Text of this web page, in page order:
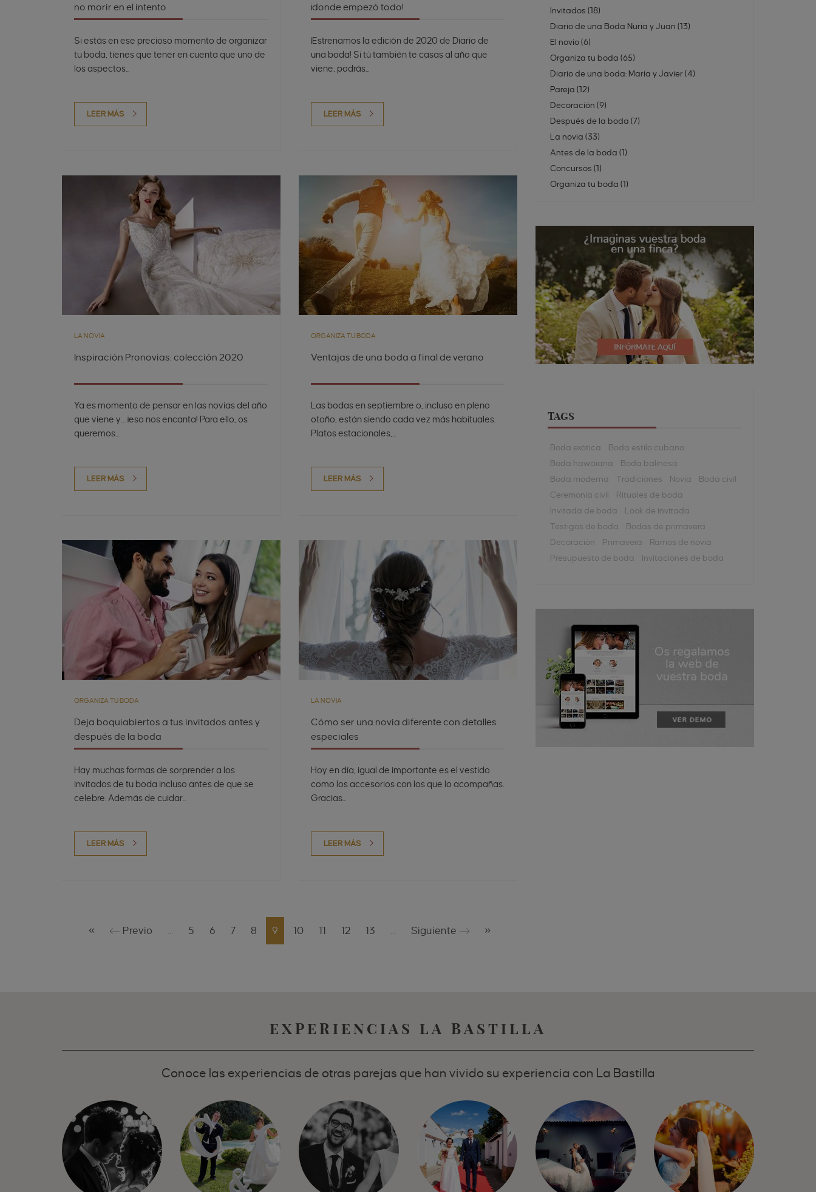
no morir en el intento
Si estás en ese precioso momento de organizar
tu boda, tienes que tener en cuenta que uno de
los aspectos...
LEER MÁS
¡donde empezó todo!
¡Estrenamos la edición de 2020 de Diario de
una boda! Si tú también te casas al año que
viene, podrás...
LEER MÁS
LA NOVIA
Inspiración Pronovias: colección 2020
Ya es momento de pensar en las novias del año
que viene y… ¡eso nos encanta! Para ello, os
queremos...
LEER MÁS
ORGANIZA TU BODA
Ventajas de una boda a final de verano
Las bodas en septiembre o, incluso en pleno
otoño, están siendo cada vez más habituales.
Platos estacionales,...
LEER MÁS
ORGANIZA TU BODA
Deja boquiabiertos a tus invitados antes y
después de la boda
Hay muchas formas de sorprender a los
invitados de tu boda incluso antes de que se
celebre. Además de cuidar...
LEER MÁS
LA NOVIA
Cómo ser una novia diferente con detalles
especiales
Hoy en día, igual de importante es el vestido
como los accesorios con los que lo acompañas.
Gracias...
LEER MÁS
« Previo … 5 6 7 8 9 10 11 12 13 … Siguiente »
Invitados (18)
Diario de una Boda Nuria y Juan (13)
El novio(6)
Organiza tu boda (65)
Diario de una boda: María y Javier(4)
Pareja (12)
Decoración (9)
Después de la boda (7)
La novia (33)
Antes de la boda (1)
Concursos (1)
Organiza tu boda (1)
TAGS
Boda exótica
Boda estilo cubano
Boda hawaiana
Boda balinesa
Boda moderna
Tradiciones Novia
Boda civil
Ceremonia civil
Rituales de boda
Invitada de boda
Look de invitada
Testigos de boda
Bodas de primavera
Decoración
Primavera
Ramos de novia
Presupuesto de boda
Invitaciones de boda
EXPERIENCIAS LA BASTILLA
Conoce las experiencias de otras parejas que han vivido su experiencia con La Bastilla